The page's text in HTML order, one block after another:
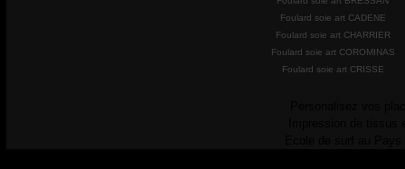
Foulard soie art CADENE
Foulard soie art CHARRIER
Foulard soie art COROMINAS
Foulard soie art CRISSE